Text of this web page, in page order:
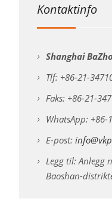
Kontaktinfo
Shanghai
Tlf: +86-21-
Faks: +86-21-
WhatsApp: +86-
E-post:
Legg til: Anlegg
Baoshan-